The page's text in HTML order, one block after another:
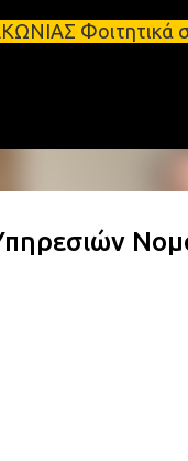
περιεχόμενο
σπίτια προς